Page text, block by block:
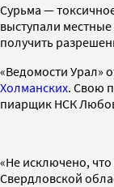
Сурьма —
выступали
получить
«Ведомости Урал»
Холманских. Свою
пиарщик НСК
«Не исключено,
Свердловской